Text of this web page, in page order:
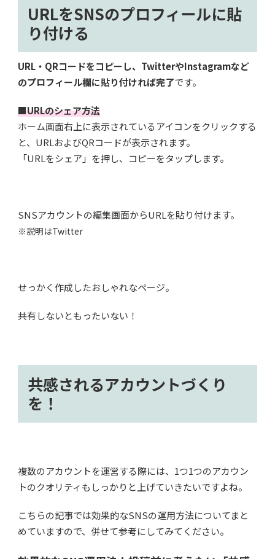
URLをSNSのプロフィールに貼
り付ける
URL・QRコードをコピーし、TwitterやInstagramなど
のプロフィール欄に貼り付ければ完了です。
■URLのシェア方法
ホーム画面右上に表示されているアイコンをクリックする
と、URLおよびQRコードが表示されます。
「URLをシェア」を押し、コピーをタップします。
SNSアカウントの編集画面からURLを貼り付けます。
※説明はTwitter
せっかく作成したおしゃれなページ。
共有しないともったいない！
共感されるアカウントづくり
を！
複数のアカウントを運営する際には、1つ1つのアカウン
トのクオリティもしっかりと上げていきたいですよね。
こちらの記事では効果的なSNSの運用方法についてまと
めていますので、併せて参考にしてみてください。